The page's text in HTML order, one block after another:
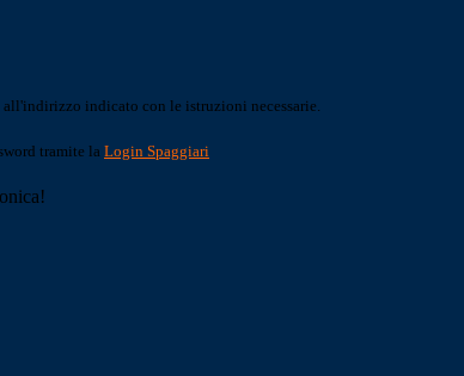
all'indirizzo indicato con le istruzioni necessarie.
tramite la Login Spaggiari